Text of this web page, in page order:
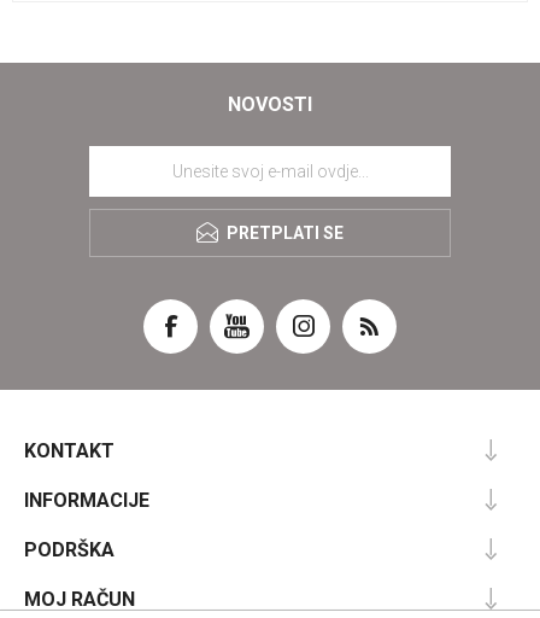
NOVOSTI
PRETPLATI SE
KONTAKT
INFORMACIJE
PODRŠKA
MOJ RAČUN